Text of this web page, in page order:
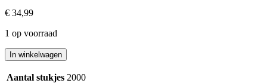
€ 34,99
1 op voorraad
Italian
Fascino
In winkelwagen
Aantal stukjes 2000